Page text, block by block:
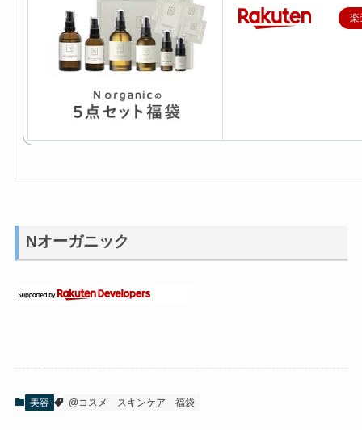
楽
Nオーガニック
美容 @コスメ スキンケア 福袋